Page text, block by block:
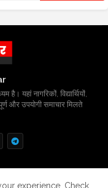
यहां नागरिकों, विद्यार्थियों,
और उपयोगी समाचार मिलते
Privacy Policy
experience. Check